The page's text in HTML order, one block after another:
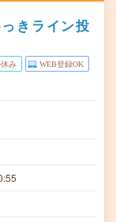
きライン投
み WEB登録OK